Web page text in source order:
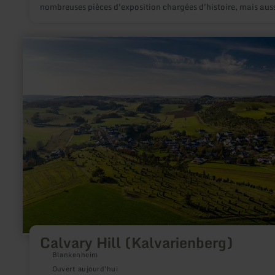
nombreuses pièces d'exposition chargées d'histoire, mais
Calvary Hill (Kalvarienberg)
Blankenheim
Ouvert aujourd'hui
(Kalvarienberg)